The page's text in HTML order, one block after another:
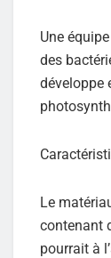
Une
des
développe
Le
contenant
pourrait à